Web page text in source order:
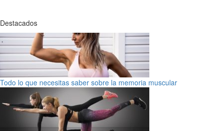
Destacados
Todo lo que necesitas saber sobre la memoria muscular